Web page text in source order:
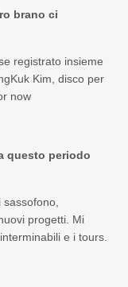
brano ci
registrato insieme
Kim, disco per
now
questo periodo
progetti. Mi
e i tours.